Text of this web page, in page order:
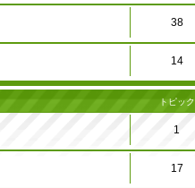
38
14
トピック
1
17